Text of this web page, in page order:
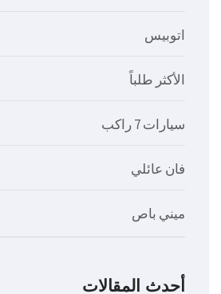
اتوبيس
الأكثر طلباً
سيارات 7 راكب
فان عائلي
ميني باص
أحدث المقالات